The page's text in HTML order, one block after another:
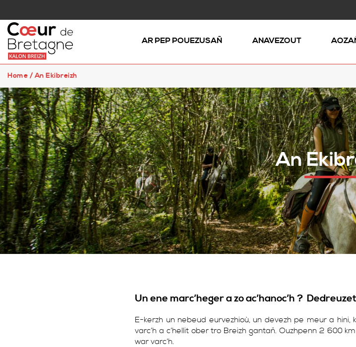
AR PEP POUEZUSAÑ ANAVEZOUT
Home / An Ekibreizh
An
Un ene marc’heger a zo ac’hanoc’h ?
E-kerzh un nebeud eurvezhioù, un devezh pe meur a
varc’h a c’hellit ober tro Breizh gantañ. Ouzhpenn 2 600
war varc’h.